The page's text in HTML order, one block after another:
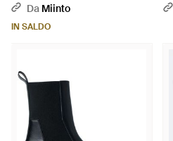
Da Miinto
IN SALDO